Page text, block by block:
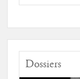
Dossiers